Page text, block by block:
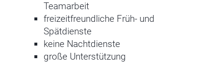
Teamarbeit
freizeitfreundliche Früh- und
Spätdienste
keine Nachtdienste
große Unterstützung